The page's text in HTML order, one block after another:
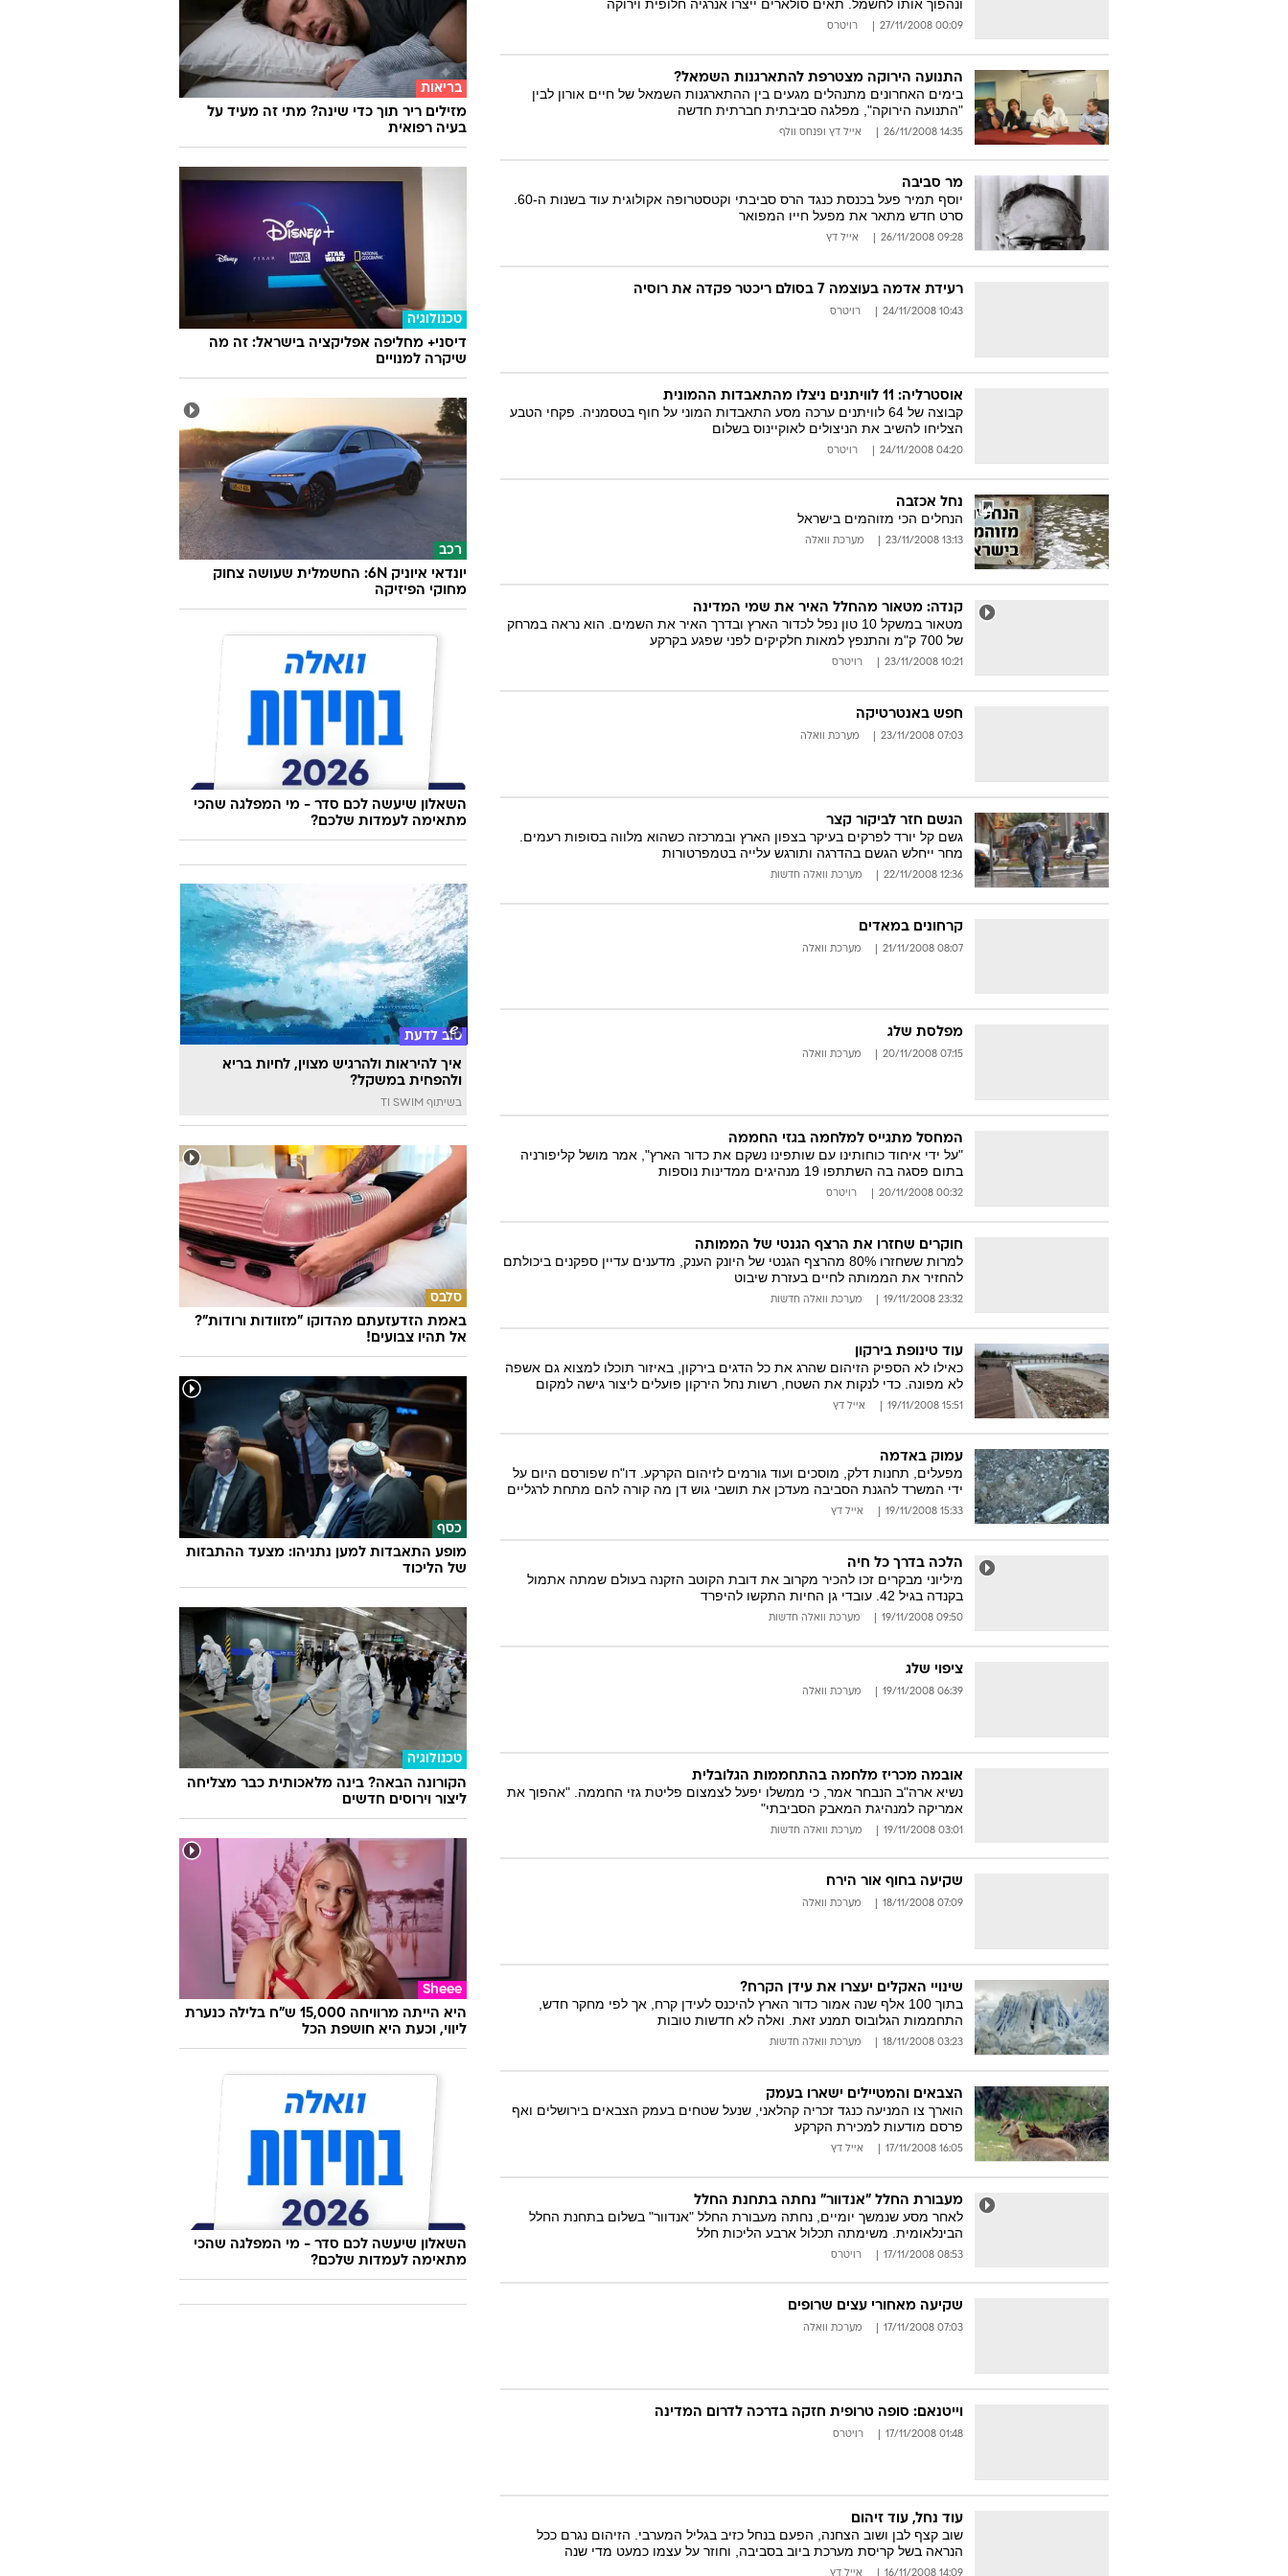
ונהפוך אותו לחשמל. תאים סולארים ייצרו אנרגיה חלופית וירוקה
00:09 27/11/2008 רויטרס
התנועה הירוקה מצטרפת להתארגנות השמאל?
בימים האחרונים מתנהלים מגעים בין ההתארגנות השמאל של חיים אורון לבין
"התנועה הירוקה", מפלגה סביבתית חברתית חדשה
14:35 26/11/2008 אייל דץ ופנחס וולף
מר סביבה
יוסף תמיר פעל בכנסת כנגד הרס סביבתי וקטסטרופה אקולוגית עוד בשנות ה-60.
סרט חדש מתאר את מפעל חייו המפואר
09:28 26/11/2008 אייל דץ
רעידת אדמה בעוצמה 7 בסולם ריכטר פקדה את רוסיה
10:43 24/11/2008 רויטרס
אוסטרליה: 11 לוויתנים ניצלו מהתאבדות ההמונית
קבוצה של 64 לוויתנים ערכה מסע התאבדות המוני על חוף בטסמניה. פקחי הטבע
הצליחו להשיב את הניצולים לאוקיינוס בשלום
04:20 24/11/2008 רויטרס
נחל אכזבה
הנחלים הכי מזוהמים בישראל
13:13 23/11/2008 מערכת וואלה
קנדה: מטאור מהחלל האיר את שמי המדינה
מטאור במשקל 10 טון נפל לכדור הארץ ובדרך האיר את השמים. הוא נראה במרחק
של 700 ק"מ והתנפץ למאות חלקיקים לפני שפגע בקרקע
10:21 23/11/2008 רויטרס
חפש באנטרטיקה
07:03 23/11/2008 מערכת וואלה
הגשם חזר לביקור קצר
גשם קל יורד לפרקים בעיקר בצפון הארץ ובמרכזה כשהוא מלווה בסופות רעמים.
מחר ייחלש הגשם בהדרגה ותורגש עלייה בטמפרטורות
12:36 22/11/2008 מערכת וואלה חדשות
קרחונים במאדים
08:07 21/11/2008 מערכת וואלה
מפלסת שלג
07:15 20/11/2008 מערכת וואלה
המחסל מתגייס למלחמה בגזי החממה
"על ידי איחוד כוחותינו עם שותפינו נשקם את כדור הארץ", אמר מושל קליפורניה
בתום פסגה בה השתתפו 19 מנהיגים ממדינות נוספות
00:32 20/11/2008 רויטרס
חוקרים שחזרו את הרצף הגנטי של הממותה
למרות ששחזרו 80% מהרצף הגנטי של היונק הענק, מדענים עדיין ספקנים ביכולתם
להחזיר את הממותה לחיים בעזרת שיבוט
23:32 19/11/2008 מערכת וואלה חדשות
עוד טינופת בירקון
כאילו לא הספיק הזיהום שהרג את כל הדגים בירקון, באיזור תוכלו למצוא גם אשפה
לא מפונה. כדי לנקות את השטח, רשות נחל הירקון פועלים ליצור גישה למקום
15:51 19/11/2008 אייל דץ
עמוק באדמה
מפעלים, תחנות דלק, מוסכים ועוד גורמים לזיהום הקרקע. דו"ח שפורסם היום על
ידי המשרד להגנת הסביבה מעדכן את תושבי גוש דן מה קורה להם מתחת לרגליים
15:33 19/11/2008 אייל דץ
הלכה בדרך כל חיה
מיליוני מבקרים זכו להכיר מקרוב את דובת הקוטב הזקנה בעולם שמתה אתמול
בקנדה בגיל 42. עובדי גן החיות התקשו להיפרד
09:50 19/11/2008 מערכת וואלה חדשות
ציפוי שלג
06:39 19/11/2008 מערכת וואלה
אובמה מכריז מלחמה בהתחממות הגלובלית
נשיא ארה"ב הנבחר אמר, כי ממשלו יפעל לצמצום פליטת גזי החממה. "אהפוך את
אמריקה למנהיגת המאבק הסביבתי"
03:01 19/11/2008 מערכת וואלה חדשות
שקיעה בחוף אור הירח
07:09 18/11/2008 מערכת וואלה
שינויי האקלים יעצרו את עידן הקרח?
בתוך 100 אלף שנה אמור כדור הארץ להיכנס לעידן קרח, אך לפי מחקר חדש,
התחממות הגלובוס תמנע זאת. ואלה לא חדשות טובות
03:23 18/11/2008 מערכת וואלה חדשות
הצבאים והמטיילים ישארו בעמק
הוארך צו המניעה כנגד זכריה קהלאני, שנעל שטחים בעמק הצבאים בירושלים ואף
פרסם מודעות למכירת הקרקע
16:05 17/11/2008 אייל דץ
מעבורת החלל "אנדוור" נחתה בתחנת החלל
לאחר מסע שנמשך יומיים, נחתה מעבורת החלל "אנדוור" בשלום בתחנת החלל
הבינלאומית. משימתה תכלול ארבע הליכות חלל
08:53 17/11/2008 רויטרס
שקיעה מאחורי עצים שרופים
07:03 17/11/2008 מערכת וואלה
וייטנאם: סופה טרופית חזקה בדרכה לדרום המדינה
01:48 17/11/2008 רויטרס
עוד נחל, עוד זיהום
שוב קצף לבן ושוב הצחנה, הפעם בנחל כזיב בגליל המערבי. הזיהום נגרם ככל
הנראה בשל קריסת מערכת ביוב בסביבה, וחוזר על עצמו כמעט מדי שנה
14:09 16/11/2008 אייל דץ
בריאות
מזילים ריר תוך כדי שינה? מתי זה מעיד על
בעיה רפואית
טכנולוגיה
דיסני+ מחליפה אפליקציה בישראל: זה מה
שיקרה למנויים
רכב
יונדאי איוניק 6N: החשמלית שעושה צחוק
מחוקי הפיזיקה
השאלון שיעשה לכם סדר - מי המפלגה שהכי
מתאימה לעמדות שלכם?
טוב לדעת
איך להיראות ולהרגיש מצוין, לחיות בריא
ולהפחית במשקל?
בשיתוף TI SWIM
סלבס
באמת הזדעזעתם מהדוקו "מזוודות ורודות"?
אל תהיו צבועים!
כסף
מופע התאבדות למען נתניהו: מצעד ההתבזות
של הליכוד
טכנולוגיה
הקורונה הבאה? בינה מלאכותית כבר מצליחה
ליצור וירוסים חדשים
Sheee
היא הייתה מרוויחה 15,000 ש"ח בלילה כנערת
ליווי, וכעת היא חושפת הכל
השאלון שיעשה לכם סדר - מי המפלגה שהכי
מתאימה לעמדות שלכם?